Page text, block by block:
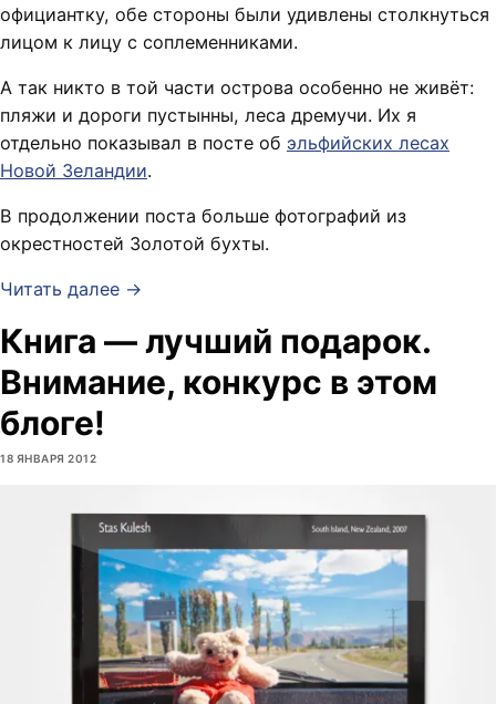
официантку, обе стороны были удивлены столкнуться
лицом к лицу с соплеменниками.
А так никто в той части острова особенно не живёт:
пляжи и дороги пустынны, леса дремучи. Их я
отдельно показывал в посте об эльфийских лесах
Новой Зеландии.
В продолжении поста больше фотографий из
окрестностей Золотой бухты.
Читать далее →
Книга — лучший подарок.
Внимание, конкурс в этом
блоге!
18 ЯНВАРЯ 2012